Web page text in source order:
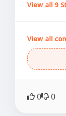
View all 9
View all
0 0